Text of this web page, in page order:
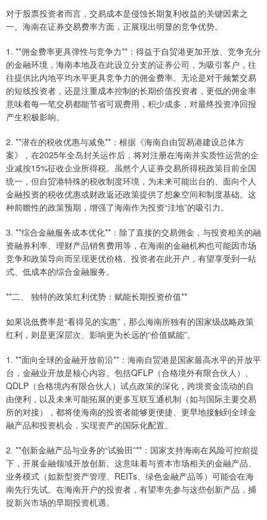
对于股票投资者而言，交易成本是侵蚀长期复利收益的关键因素之
一。海南在证券交易费率方面，正展现出明显的竞争优势。
1. **佣金费率更具弹性与竞争力**：得益于自贸港更加开放、竞争充分
的金融环境，海南本地及在此设立分支的证券公司，为吸引客户，往
往提供比内地平均水平更具竞争力的佣金费率。无论是对于频繁交易
的短线投资者，还是注重成本控制的长期价值投资者，更低的佣金率
意味着每一笔交易都能节省可观费用，积少成多，对最终投资净回报
产生积极影响。
2. **潜在的税收优惠与减免**：根据《海南自由贸易港建设总体方
案》，在2025年全岛封关运作后，将对注册在海南并实质性运营的企
业减按15%征收企业所得税。虽然个人证券交易所得税政策目前全国
统一，但自贸港特殊的税收制度环境，为未来可能出台的、面向个人
金融投资的税收优惠或财政返还政策提供了想象空间和制度基础。这
种前瞻性的政策预期，增强了海南作为投资“洼地”的吸引力。
3. **综合金融服务成本优化**：除了直接的交易佣金，与投资相关的融
资融券利率、理财产品销售费用等，在海南的金融机构也可能因市场
竞争和政策导向而呈现更优价格。投资者在此开户，有望享受到一站
式、低成本的综合金融服务。
**二、 独特的政策红利优势：赋能长期投资价值**
如果说低费率是“看得见的实惠”，那么海南所独有的国家级战略政策
红利，则是更深层次、影响更为长远的“价值赋能”。
1. **面向全球的金融开放前沿**：海南自贸港是国家最高水平的开放平
台，金融业开放是核心内容。包括QFLP（合格境外有限合伙人）、
QDLP（合格境内有限合伙人）试点政策的深化，跨境资金流动的自
由便利，以及未来可能拓展的更多互联互通机制（如与国际主要交易
所的对接），都将使海南的投资者能够更便捷、更早地接触到全球金
融产品和投资机会，实现资产的国际化配置。
2. **创新金融产品与业务的“试验田”**：国家支持海南在风险可控前提
下，开展金融领域开放创新。这意味着与资本市场相关的金融产品、
业务模式（如新型资产管理、REITs、绿色金融产品等）可能会在海
南先行先试。在海南开户的投资者，有望率先参与这些创新产品，捕
捉新兴市场的早期投资机遇。